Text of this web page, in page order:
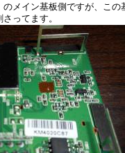
メイン基板側ですが、この
ってます。